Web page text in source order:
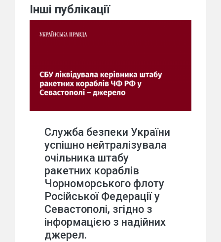
Інші публікації
Служба безпеки України
успішно нейтралізувала
очільника штабу
ракетних кораблів
Чорноморського флоту
Російської Федерації у
Севастополі, згідно з
інформацією з надійних
джерел.